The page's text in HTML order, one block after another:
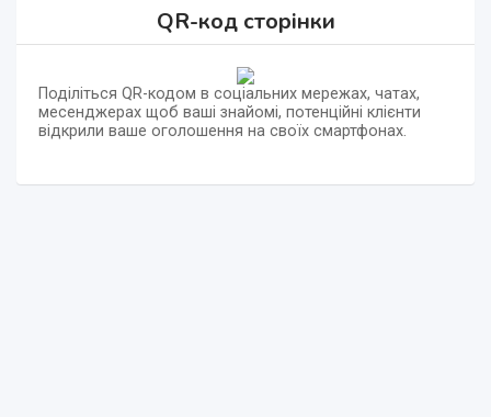
QR-код сторінки
Поділіться QR-кодом в соціальних мережах, чатах,
месенджерах щоб ваші знайомі, потенційні клієнти
відкрили ваше оголошення на своїх смартфонах.